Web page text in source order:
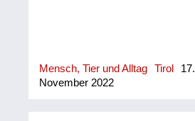
Mensch, Tier und Alltag Tirol
17.
November 2022